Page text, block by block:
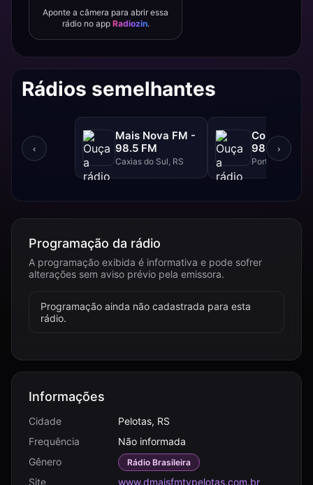
Aponte a câmera para abrir essa
rádio no app Radiozin.
Rádios semelhantes
‹
Mais Nova FM -
98.5 FM
Caxias do Sul, RS
98.3 FM
Porto Alegre,
›
Programação da rádio
A programação exibida é informativa e pode sofrer
alterações sem aviso prévio pela emissora.
Programação ainda não cadastrada para esta
rádio.
Informações
Cidade
Pelotas, RS
Frequência
Não informada
Gênero
Rádio Brasileira
Site
www.dmaisfmtvpelotas.com.br